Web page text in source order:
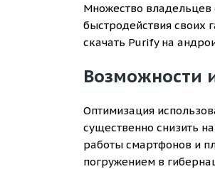
Множество
быстродействия своих
скачать Purify на
Возможности
Оптимизация
существенно снизить
работы смартфонов и
погружением в